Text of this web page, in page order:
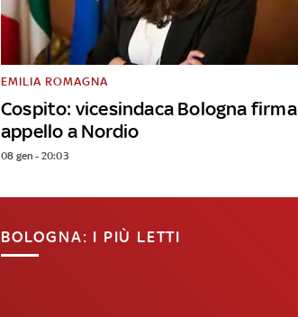
Cospito: vicesindaca Bologna firma
appello a Nordio
EMILIA ROMAGNA
08 gen - 20:03
BOLOGNA: I PIÙ LETTI